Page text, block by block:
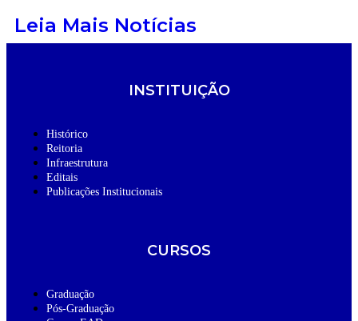
Leia Mais Notícias
INSTITUIÇÃO
Histórico
Reitoria
Infraestrutura
Editais
Publicações Institucionais
CURSOS
Graduação
Pós-Graduação